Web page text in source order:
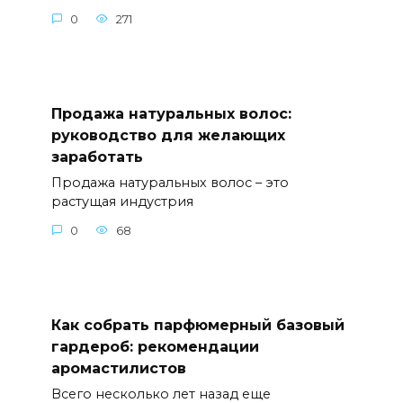
0 271
Продажа натуральных волос:
руководство для желающих
заработать
Продажа натуральных волос – это
растущая индустрия
0 68
Как собрать парфюмерный базовый
гардероб: рекомендации
аромастилистов
Всего несколько лет назад еще